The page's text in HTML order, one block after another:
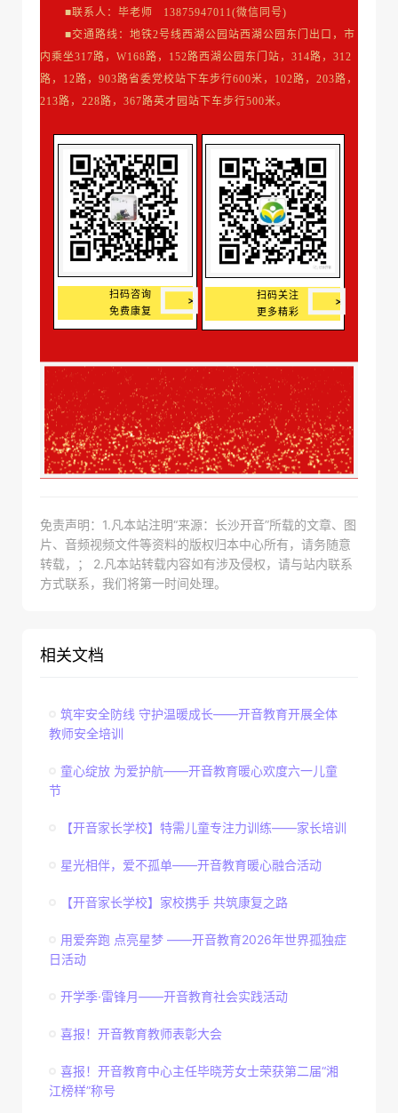
■联系人：毕老师 13875947011(微信同号)
■交通路线：地铁2号线西湖公园站西湖公园东门出口，市
内乘坐317路，W168路，152路西湖公园东门站，314路，312
路，12路，903路省委党校站下车步行600米，102路，203路，
213路，228路，367路英才园站下车步行500米。
扫码咨询
免费康复
扫码关注
更多精彩
免责声明：1.凡本站注明“来源：长沙开音”所载的文章、图
片、音频视频文件等资料的版权归本中心所有，请务随意
转载，； 2.凡本站转载内容如有涉及侵权，请与站内联系
方式联系，我们将第一时间处理。
相关文档
筑牢安全防线 守护温暖成长——开音教育开展全体
教师安全培训
童心绽放 为爱护航——开音教育暖心欢度六一儿童
节
【开音家长学校】特需儿童专注力训练——家长培训
星光相伴，爱不孤单——开音教育暖心融合活动
【开音家长学校】家校携手 共筑康复之路
用爱奔跑 点亮星梦 ——开音教育2026年世界孤独症
日活动
开学季·雷锋月——开音教育社会实践活动
喜报！开音教育教师表彰大会
喜报！开音教育中心主任毕晓芳女士荣获第二届“湘
江榜样”称号